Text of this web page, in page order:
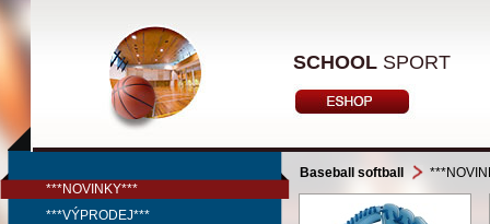
SCHOOL SPORT
***NOVINKY***
***VÝPRODEJ***
Baseball softball